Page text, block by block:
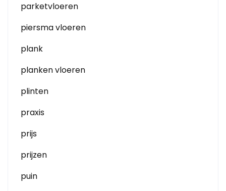
parketvloeren
piersma vloeren
plank
planken vloeren
plinten
praxis
prijs
prijzen
puin